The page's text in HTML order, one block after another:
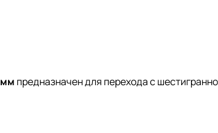
предназначен для перехода с